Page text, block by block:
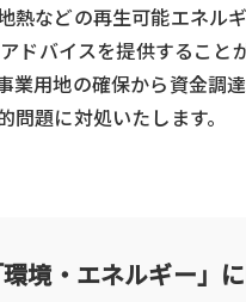
熱などの再生可能エネ
ドバイスを提供すること
業用地の確保から資金調
題に対処いたします。
環境・エネルギー」